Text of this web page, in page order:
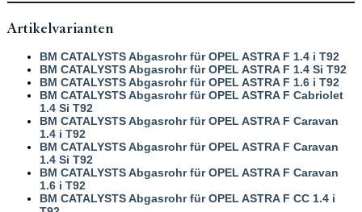
Artikelvarianten
BM CATALYSTS Abgasrohr für OPEL ASTRA F 1.4 i T92
BM CATALYSTS Abgasrohr für OPEL ASTRA F 1.4 Si T92
BM CATALYSTS Abgasrohr für OPEL ASTRA F 1.6 i T92
BM CATALYSTS Abgasrohr für OPEL ASTRA F Cabriolet
1.4 Si T92
BM CATALYSTS Abgasrohr für OPEL ASTRA F Caravan
1.4 i T92
BM CATALYSTS Abgasrohr für OPEL ASTRA F Caravan
1.4 Si T92
BM CATALYSTS Abgasrohr für OPEL ASTRA F Caravan
1.6 i T92
BM CATALYSTS Abgasrohr für OPEL ASTRA F CC 1.4 i